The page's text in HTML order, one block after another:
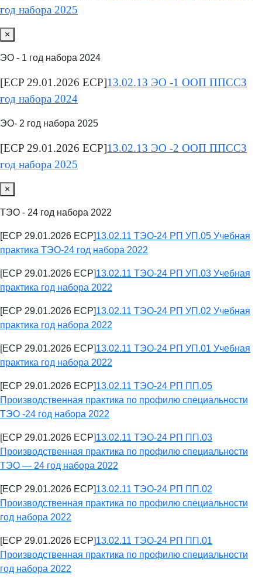
год набора 2025
×
ЭО - 1 год набора 2024
[ECP 29.01.2026 ECP]13.02.13 ЭО -1 ООП ППССЗ
год набора 2024
ЭО- 2 год набора 2025
[ECP 29.01.2026 ECP]13.02.13 ЭО -2 ООП ППССЗ
год набора 2025
×
ТЭО - 24 год набора 2022
[ECP 29.01.2026 ECP]13.02.11 ТЭО-24 РП УП.05 Учебная
практика ТЭО-24 год набора 2022
[ECP 29.01.2026 ECP]13.02.11 ТЭО-24 РП УП.03 Учебная
практика год набора 2022
[ECP 29.01.2026 ECP]13.02.11 ТЭО-24 РП УП.02 Учебная
практика год набора 2022
[ECP 29.01.2026 ECP]13.02.11 ТЭО-24 РП УП.01 Учебная
практика год набора 2022
[ECP 29.01.2026 ECP]13.02.11 ТЭО-24 РП ПП.05
Производственная практика по профилю специальности
ТЭО -24 год набора 2022
[ECP 29.01.2026 ECP]13.02.11 ТЭО-24 РП ПП.03
Производственная практика по профилю специальности
ТЭО — 24 год набора 2022
[ECP 29.01.2026 ECP]13.02.11 ТЭО-24 РП ПП.02
Производственная практика по профилю специальности
год набора 2022
[ECP 29.01.2026 ECP]13.02.11 ТЭО-24 РП ПП.01
Производственная практика по профилю специальности
год набора 2022